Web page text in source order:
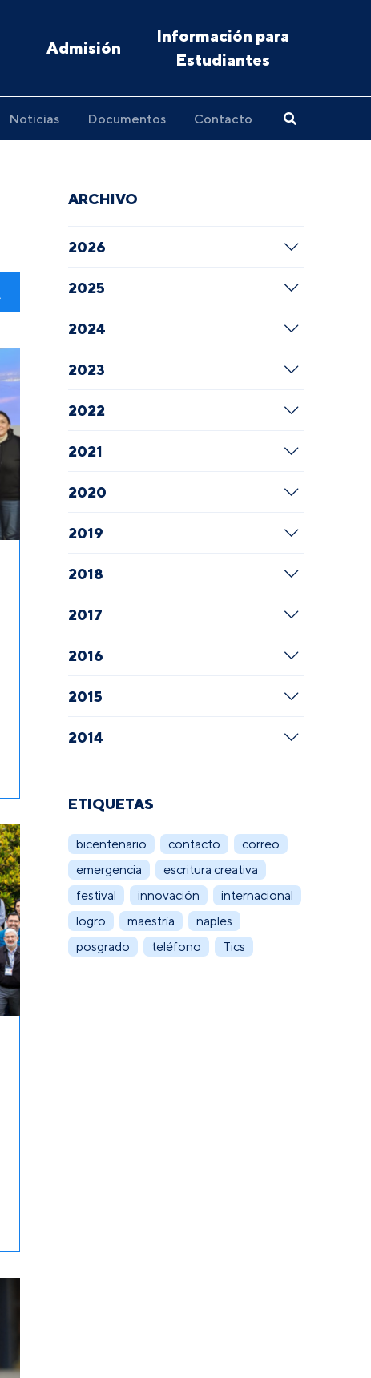
Admisión
Información para
Estudiantes
Noticias Documentos Contacto
ARCHIVO
2026
2025
2024
2023
2022
2021
2020
2019
2018
2017
2016
2015
2014
ETIQUETAS
bicentenario contacto
correo
emergencia
escritura creativa
festival
innovación
internacional
logro
maestría
naples
posgrado
teléfono Tics